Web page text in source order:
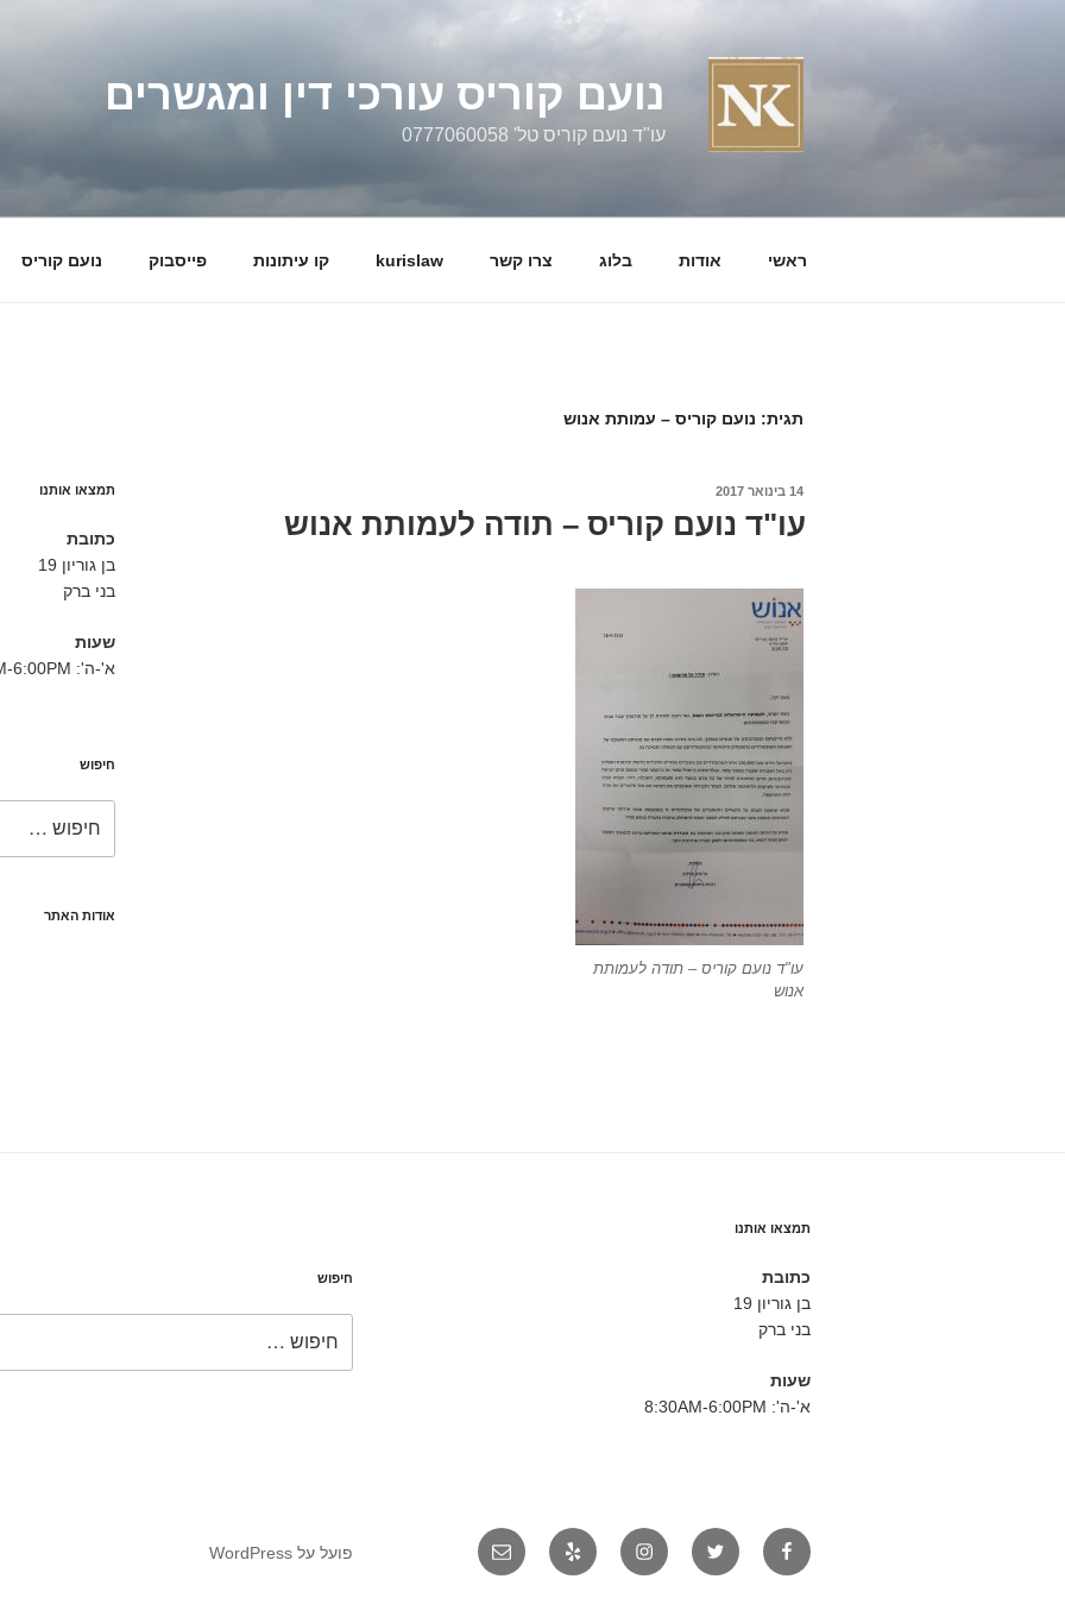
נועם קוריס עורכי דין ומגשרים
עו"ד נועם קוריס טל' 0777060058
ראשי אודות בלוג צרו קשר kurislaw קו עיתונות פייסבוק נועם קוריס
תגית: נועם קוריס – עמותת אנוש
פורסם
14 בינואר 2017
עו"ד נועם קוריס – תודה לעמותת אנוש
עו"ד נועם קוריס – תודה לעמותת
אנוש
תמצאו אותנו
כתובת
בן גוריון 19
בני ברק
שעות
א'-ה': 8:30AM-6:00PM
חיפוש
אודות האתר
תמצאו אותנו
כתובת
בן גוריון 19
בני ברק
שעות
א'-ה': 8:30AM-6:00PM
חיפוש
פייסבוק טוויטר אינסטגרם יאלפ אימייל
פועל על WordPress